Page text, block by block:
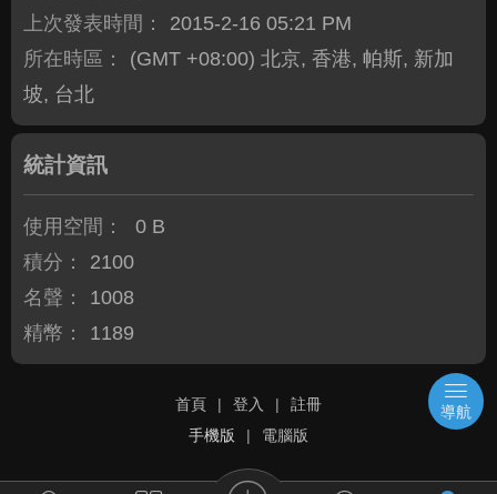
上次發表時間：
2015-2-16 05:21 PM
所在時區：
(GMT +08:00) 北京, 香港, 帕斯, 新加
坡, 台北
統計資訊
使用空間：
0 B
積分：
2100
名聲：
1008
精幣：
1189
首頁 | 登入 |
註冊
手機版
| 電腦版
導航